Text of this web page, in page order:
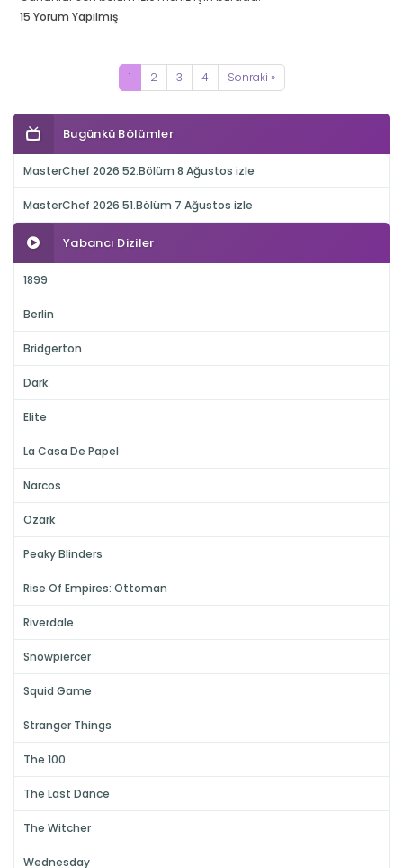
15 Yorum Yapılmış
1 2 3 4 Sonraki »
Bugünkü Bölümler
MasterChef 2026 52.Bölüm 8 Ağustos izle
MasterChef 2026 51.Bölüm 7 Ağustos izle
Yabancı Diziler
1899
Berlin
Bridgerton
Dark
Elite
La Casa De Papel
Narcos
Ozark
Peaky Blinders
Rise Of Empires: Ottoman
Riverdale
Snowpiercer
Squid Game
Stranger Things
The 100
The Last Dance
The Witcher
Wednesday